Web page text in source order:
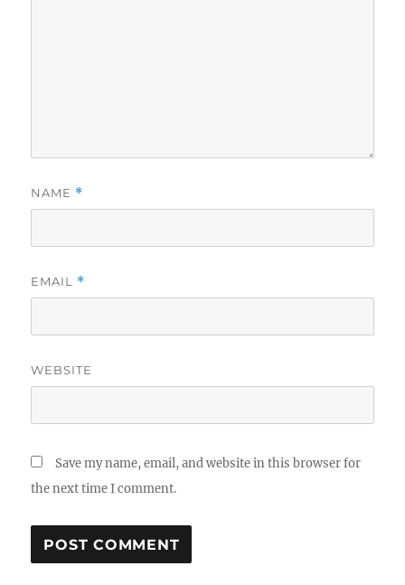
NAME *
EMAIL *
WEBSITE
Save my name, email, and website in this browser for
the next time I comment.